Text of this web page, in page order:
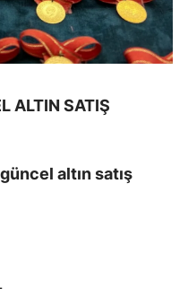
ALTIN SATIŞ
altın satış